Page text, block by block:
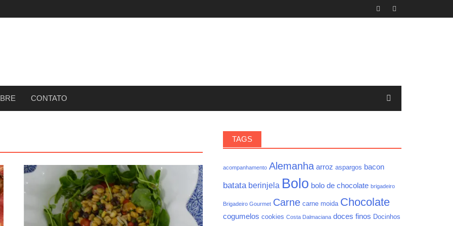
CONTATO
TAGS
acompanhamento Alemanha arroz aspargos bacon
batata berinjela Bolo bolo de chocolate brigadeiro
Brigadeiro Gourmet Carne carne moida Chocolate
cogumelos cookies Costa Dalmaciana doces finos Docinhos